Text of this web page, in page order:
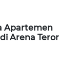
Apartemen
Arena Teror